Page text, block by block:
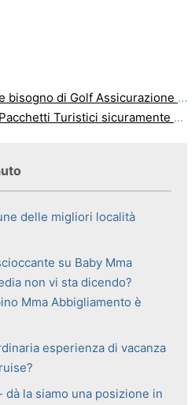
di Golf Assicurazione di viaggio!
sicuramente prendere più vicino a te in un modo senza precedenti
delle migliori località
su Baby Mma
non vi sta dicendo?
Mma Abbigliamento è
esperienza di vacanza
la siamo una posizione in